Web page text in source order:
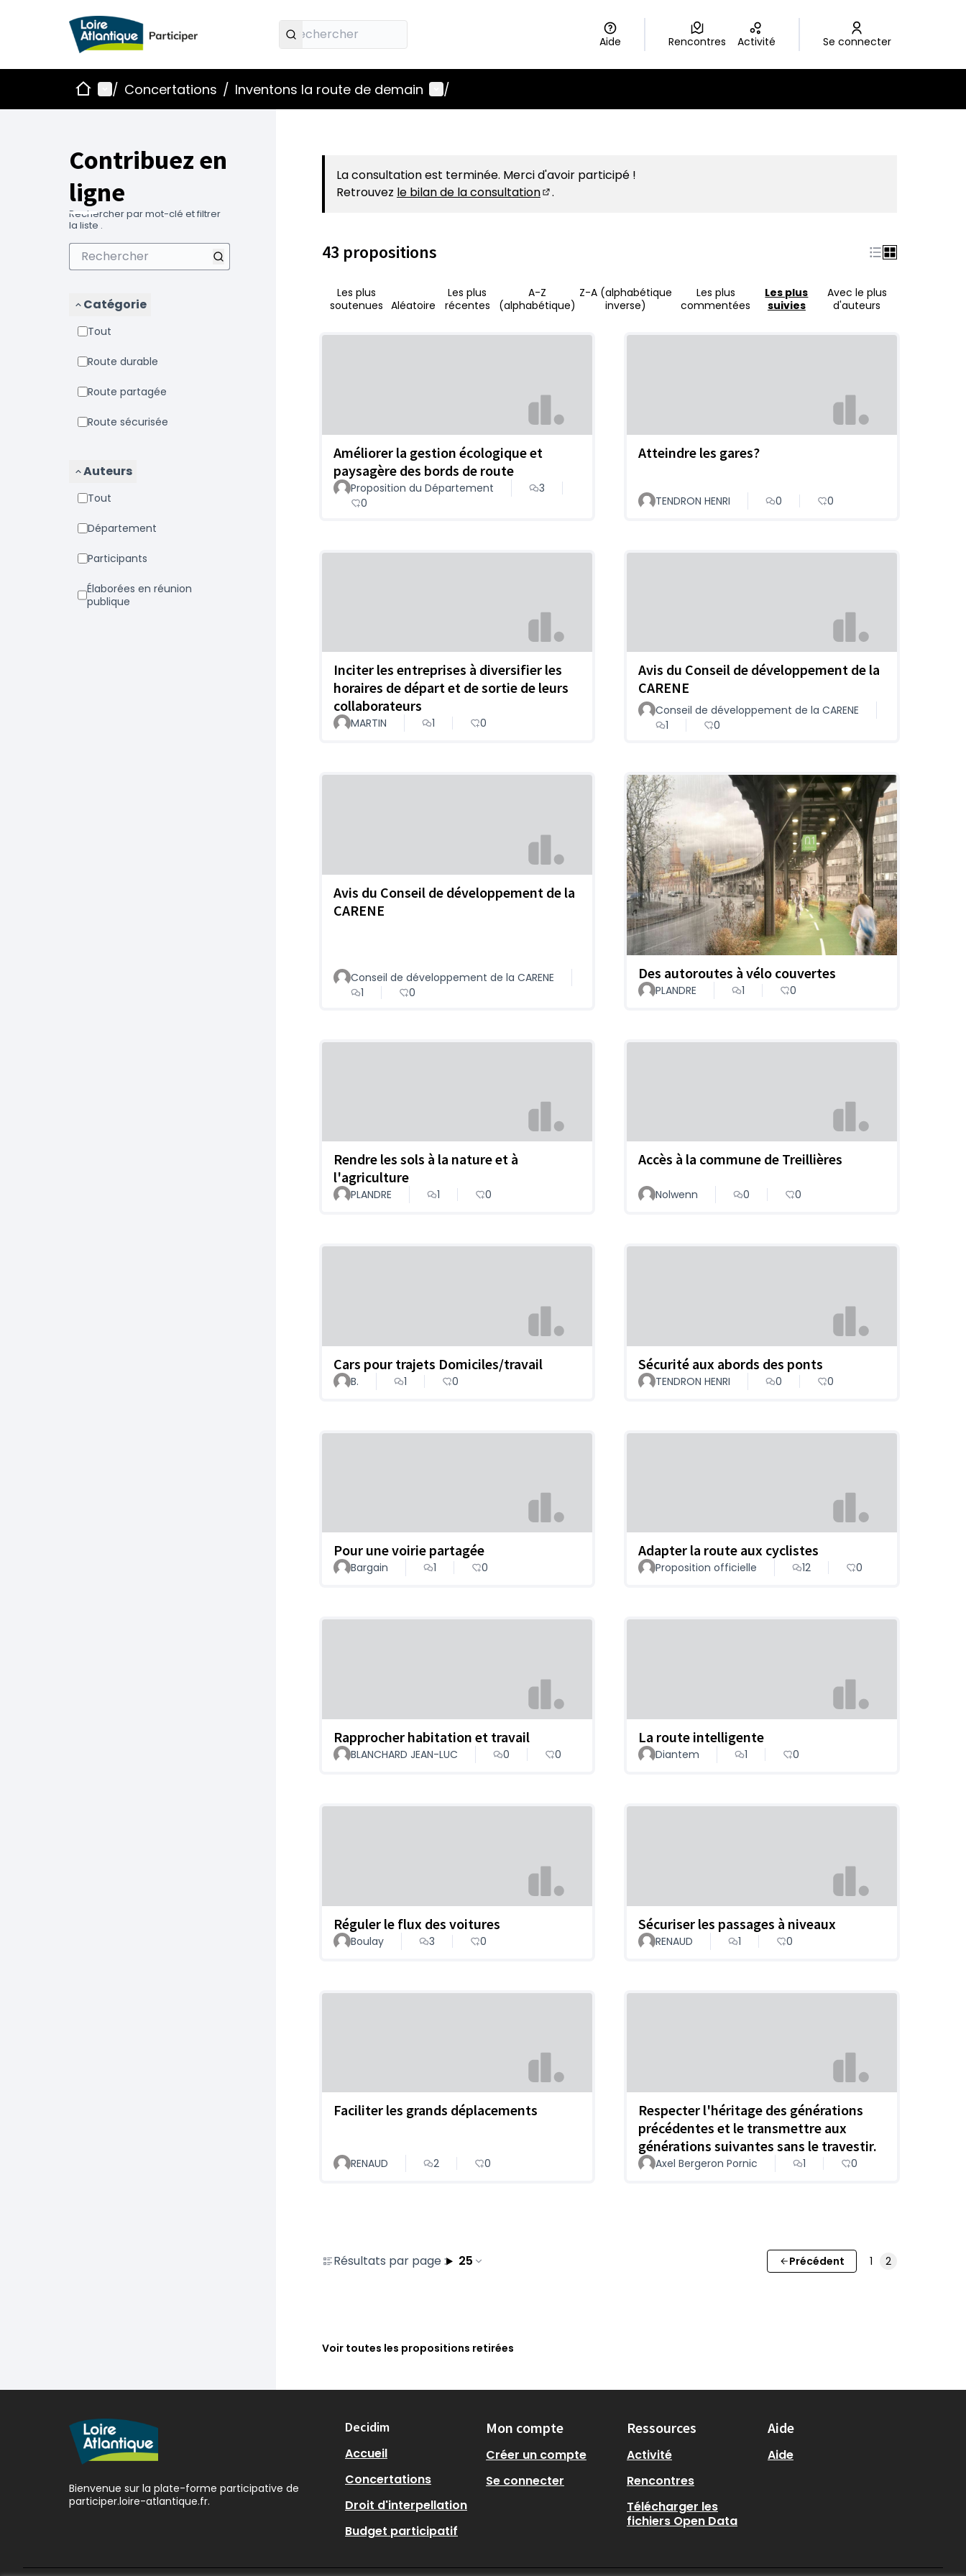
Aide Rencontres Activité Se connecter
AccueilMenu principal
/ Concertations / Inventons la route de demain Menu utilisateur
/
Contribuez en
ligne
Rechercher par mot-clé et filtrer
la liste .
Catégorie
Tout
Route durable
Route partagée
Route sécurisée
Auteurs
Tout
Département
Participants
Élaborées en réunion
publique
La consultation est terminée. Merci d'avoir participé !
Retrouvez le bilan de la consultation .
43 propositions
Les plus
soutenues
Aléatoire
Les plus
récentes
A-Z
(alphabétique)
Z-A (alphabétique
inverse)
Les plus
commentées
Les plus
suivies
Avec le plus
d'auteurs
Améliorer la gestion écologique et
paysagère des bords de route
Proposition du Département
3
0
Atteindre les gares?
TENDRON HENRI 0 0
Inciter les entreprises à diversifier les
horaires de départ et de sortie de leurs
collaborateurs
MARTIN 1 0
Avis du Conseil de développement de la
CARENE
Conseil de développement de la CARENE
1
0
Avis du Conseil de développement de la
CARENE
Conseil de développement de la CARENE
1
0
Des autoroutes à vélo couvertes
PLANDRE 1 0
Rendre les sols à la nature et à
l'agriculture
PLANDRE 1 0
Accès à la commune de Treillières
Nolwenn 0 0
Cars pour trajets Domiciles/travail
B. 1 0
Sécurité aux abords des ponts
TENDRON HENRI 0 0
Pour une voirie partagée
Bargain 1 0
Adapter la route aux cyclistes
Proposition officielle 12 0
Rapprocher habitation et travail
BLANCHARD JEAN-LUC 0 0
La route intelligente
Diantem 1 0
Réguler le flux des voitures
Boulay 3 0
Sécuriser les passages à niveaux
RENAUD 1 0
Faciliter les grands déplacements
RENAUD 2 0
Respecter l'héritage des générations
précédentes et le transmettre aux
générations suivantes sans le travestir.
Axel Bergeron Pornic 1 0
Résultats par page : 25 Précédent 1 2
Voir toutes les propositions retirées
Bienvenue sur la plate-forme participative de
participer.loire-atlantique.fr.
Decidim
Accueil
Concertations
Droit d'interpellation
Budget participatif
Mon compte
Créer un compte
Se connecter
Ressources
Activité
Rencontres
Télécharger les
fichiers Open Data
Aide
Aide